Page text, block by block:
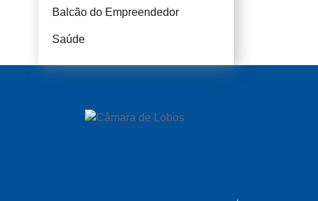
Balcão do Empreendedor
Saúde